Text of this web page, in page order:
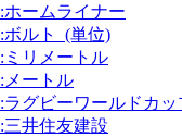
:ホームライナー
:ボルト_(単位)
:ミリメートル
:メートル
:ラグビーワールドカッ
:三井住友建設